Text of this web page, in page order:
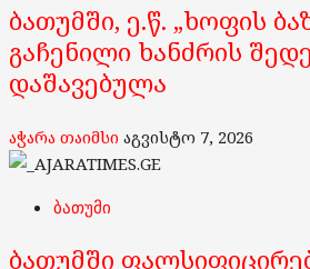
ბათუმში, ე.წ. „ხოფის
გაჩენილი ხანძრის
დაშავებულა
აჭარა თაიმსი აგვისტო 7, 2026
ბათუმი
ბათუმში